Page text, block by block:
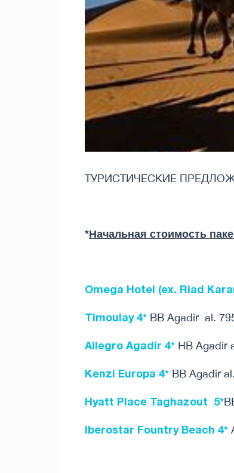
ТУРИСТИЧЕСКИЕ
*Начальная стоимость
Omega Hotel (ex. Riad
Timoulay 4* BB Agadir al.
Allegro Agadir 4* HB Agadir
Kenzi Europa 4* BB Agadir
Hyatt Place Taghazout 5*
Iberostar Fountry Beach 4*